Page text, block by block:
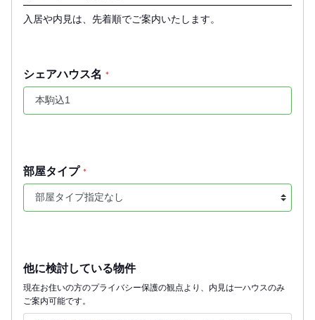
入居や内見は、先着順でご案内いたします。
シェアハウス名 *
部屋タイプ *
他に検討している物件
現在お住いの方のプライバシー保護の観点より、内見は一ハウスのみ
ご案内可能です。